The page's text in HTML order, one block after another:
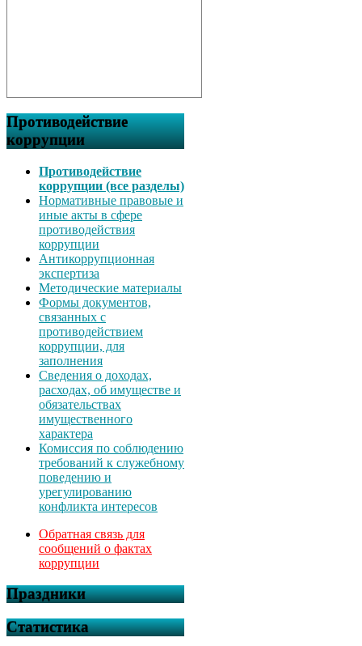
Противодействие
коррупции
Противодействие
коррупции (все разделы)
Нормативные правовые и
иные акты в сфере
противодействия
коррупции
Антикоррупционная
экспертиза
Методические материалы
Формы документов,
связанных с
противодействием
коррупции, для
заполнения
Сведения о доходах,
расходах, об имуществе и
обязательствах
имущественного
характера
Комиссия по соблюдению
требований к служебному
поведению и
урегулированию
конфликта интересов
Обратная связь для
сообщений о фактах
коррупции
Праздники
Статистика